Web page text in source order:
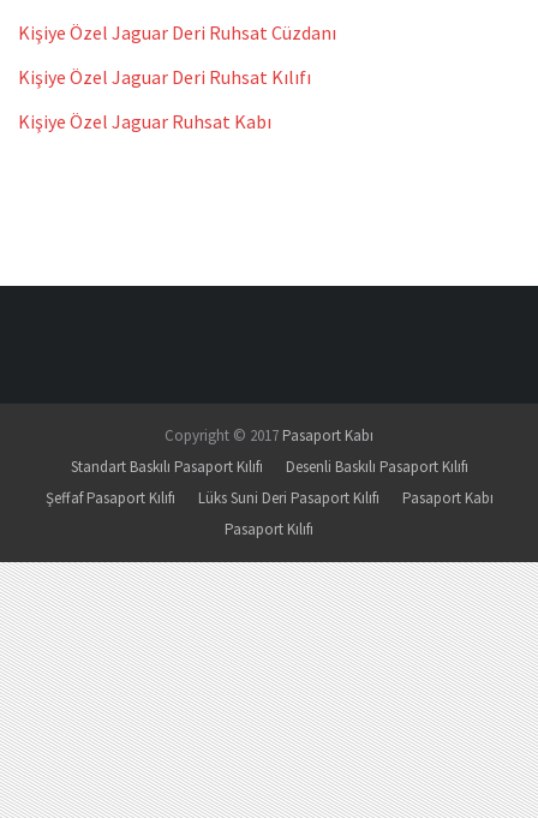
Kişiye Özel Jaguar Deri Ruhsat Cüzdanı
Kişiye Özel Jaguar Deri Ruhsat Kılıfı
Kişiye Özel Jaguar Ruhsat Kabı
Copyright © 2017 Pasaport Kabı
Standart Baskılı Pasaport Kılıfı
Desenli Baskılı Pasaport Kılıfı
Şeffaf Pasaport Kılıfı
Lüks Suni Deri Pasaport Kılıfı
Pasaport Kabı
Pasaport Kılıfı